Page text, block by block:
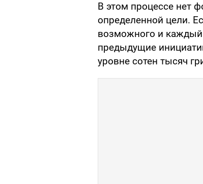
В этом процессе нет
определенной цели.
возможного и каждый
предыдущие
уровне сотен тысяч